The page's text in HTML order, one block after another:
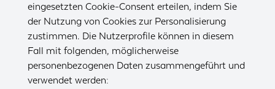
eingesetzten Cookie-Consent erteilen, indem Sie
der Nutzung von Cookies zur Personalisierung
zustimmen. Die Nutzerprofile können in diesem
Fall mit folgenden, möglicherweise
personenbezogenen Daten zusammengeführt und
verwendet werden: